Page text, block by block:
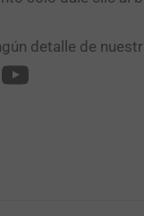
detalle de